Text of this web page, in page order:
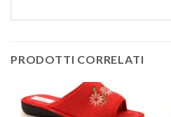
PRODOTTI CORRELATI